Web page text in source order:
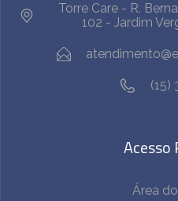
Torre Care - R.
102 - Jardim
(15)
Área